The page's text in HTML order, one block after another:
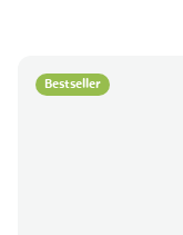
Bestseller